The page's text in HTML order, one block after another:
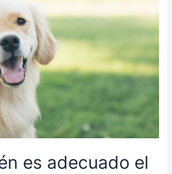
es adecuado el